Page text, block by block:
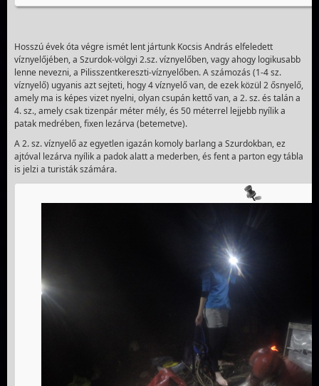
Hosszú évek óta végre ismét lent jártunk Kocsis András elfeledett
víznyelőjében, a Szurdok-völgyi 2.sz. víznyelőben, vagy ahogy logikusabb
lenne nevezni, a Pilisszentkereszti-víznyelőben. A számozás (1-4 sz.
víznyelő) ugyanis azt sejteti, hogy 4 víznyelő van, de ezek közül 2 ősnyelő,
amely ma is képes vizet nyelni, olyan csupán kettő van, a 2. sz. és talán a
4. sz., amely csak tizenpár méter mély, és 50 méterrel lejjebb nyílik a
patak medrében, fixen lezárva (betemetve).
A 2. sz. víznyelő az egyetlen igazán komoly barlang a Szurdokban, ez
ajtóval lezárva nyílik a padok alatt a mederben, és fent a parton egy tábla
is jelzi a turisták számára.